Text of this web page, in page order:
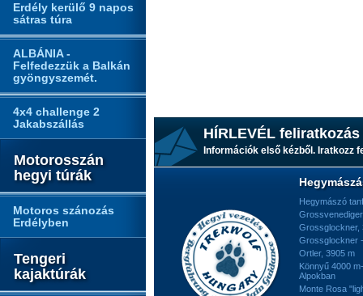
Erdély kerülő 9 napos
sátras túra
ALBÁNIA -
Felfedezzük a Balkán
gyöngyszemét.
4x4 challenge 2
Jakabszállás
Motorosszán
hegyi túrák
Motoros szánozás
Erdélyben
Tengeri
kajaktúrák
HÍRLEVÉL feliratkozás
Információk első kézből. Iratkozz
Hegymászó
Grossglockner,
Grossglockner
Ortler, 3905 m
Könnyű 4000
Alpokban
Monte Rosa